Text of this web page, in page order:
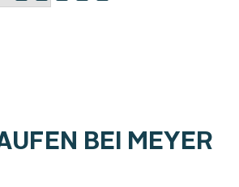
BEI MEYER